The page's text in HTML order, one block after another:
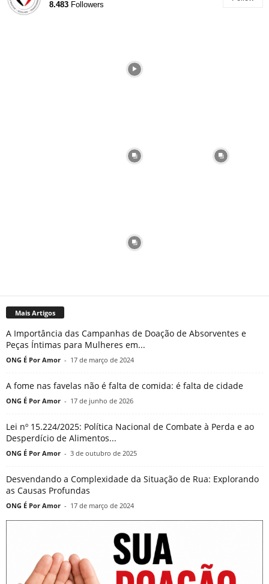
8.483 Followers
Mais Artigos
A Importância das Campanhas de Doação de Absorventes e
Peças Íntimas para Mulheres em...
ONG É Por Amor - 17 de março de 2024
A fome nas favelas não é falta de comida: é falta de cidade
ONG É Por Amor - 17 de junho de 2026
Lei nº 15.224/2025: Política Nacional de Combate à Perda e ao
Desperdício de Alimentos...
ONG É Por Amor - 3 de outubro de 2025
Desvendando a Complexidade da Situação de Rua: Explorando
as Causas Profundas
ONG É Por Amor - 17 de março de 2024